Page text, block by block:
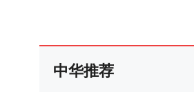
中华推荐